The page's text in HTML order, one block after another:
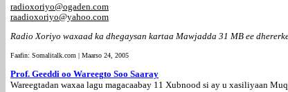
radioxoriyo@ogaden.com
raadioxoriyo@yahoo.com
Radio Xoriyo waxaad ka dhegaysan kartaa Mawjadda 31 MB ee
Faafin: Somalitalk.com | Maarso 24, 2005
Prof. Geeddi oo Wareegto Soo Saaray
Wareegtadan waxaa lagu magacaabay 11 Xubnood si ay u xasiliyaan